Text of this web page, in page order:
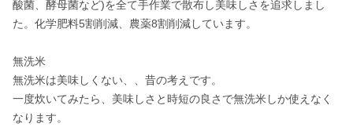
酸菌、酵母菌など)を全て手作業で散布し美味しさを追求しまし
た。化学肥料5割削減、農薬8割削減しています。
無洗米
無洗米は美味しくない、、昔の考えです。
一度炊いてみたら、美味しさと時短の良さで無洗米しか使えなく
なります。